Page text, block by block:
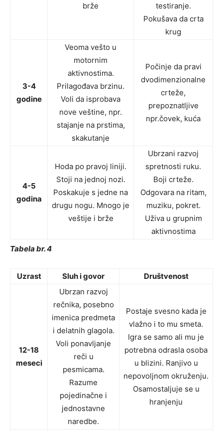
brže
testiranje.
Pokušava da crta
krug
3-4
godine
Veoma vešto u
motornim
aktivnostima.
Prilagođava brzinu.
Voli da isprobava
nove veštine, npr.
stajanje na prstima,
skakutanje
Počinje da pravi
dvodimenzionalne
crteže,
prepoznatljive
npr.čovek, kuća
4-5
godina
Hoda po pravoj liniji.
Stoji na jednoj nozi.
Poskakuje s jedne na
drugu nogu. Mnogo je
veštije i brže
Ubrzani razvoj
spretnosti ruku.
Boji crteže.
Odgovara na ritam,
muziku, pokret.
Uživa u grupnim
aktivnostima
Tabela br. 4
Uzrast Sluh i govor Društvenost
12-18
meseci
Ubrzan razvoj
rečnika, posebno
imenica predmeta
i delatnih glagola.
Voli ponavljanje
reči u
pesmicama.
Razume
pojedinačne i
jednostavne
naredbe.
Postaje svesno kada je
vlažno i to mu smeta.
Igra se samo ali mu je
potrebna odrasla osoba
u blizini. Ranjivo u
nepovoljnom okruženju.
Osamostaljuje se u
hranjenju